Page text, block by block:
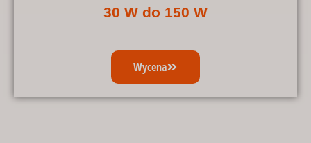
30 W do 150 W
Wycena